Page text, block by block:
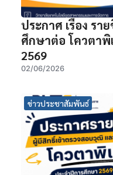
ประกาศ เรื่อง รา
ศึกษาต่อ โควตา
2569
02/06/2026
ข่าวประชาสัมพันธ์